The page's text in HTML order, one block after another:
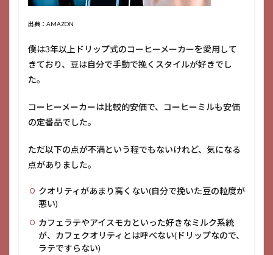
出典：AMAZON
僕は3年以上ドリップ式のコーヒーメーカーを愛用して
きており、豆は自分で手動で挽くスタイルが好きでし
た。
コーヒーメーカーは比較的安価で、コーヒーミルも安価
の定番品でした。
ただ以下の点が不満という程でもないけれど、気になる
点がありました。
クオリティがあまり高くない(自分で挽いた豆の粒度が
悪い)
カフェラテやアイスモカといった好きなミルク系統
が、カフェクオリティとは呼べない(ドリップなので、
ラテですらない)